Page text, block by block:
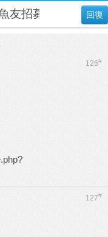
回復
友招募
126#
127#